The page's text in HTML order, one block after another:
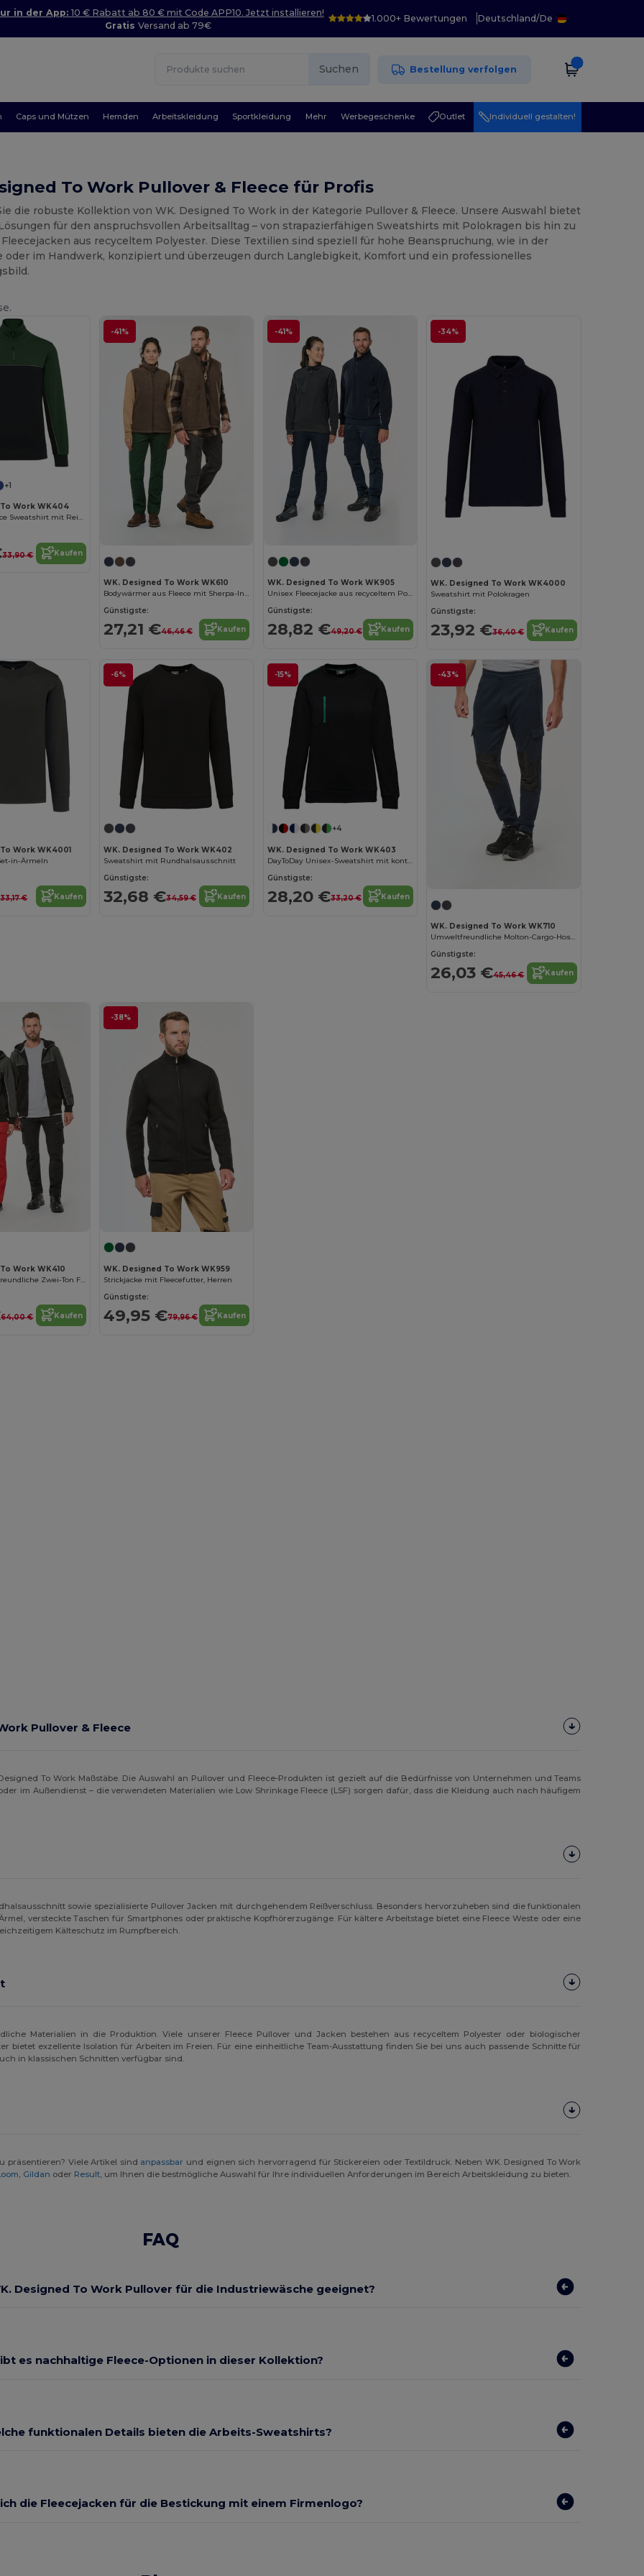
in der App: 10 € Rabatt ab 80 € mit Code APP10. Jetzt installieren!
GratisVersand ab 79€
1.000+ Bewertungen Deutschland/De
Suchen Bestellung verfolgen
Caps und Mützen Hemden Arbeitskleidung Sportkleidung Mehr Werbegeschenke Outlet Individuell gestalten!
To Work Pullover & Fleece für Profis
die robuste Kollektion von WK. Designed To Work in der Kategorie Pullover & Fleece. Unsere Auswahl bietet
für den anspruchsvollen Arbeitsalltag – von strapazierfähigen Sweatshirts mit Polokragen bis hin zu
aus recyceltem Polyester. Diese Textilien sind speziell für hohe Beanspruchung, wie in der
oder im Handwerk, konzipiert und überzeugen durch Langlebigkeit, Komfort und ein professionelles
+1
Work WK404
Unisex Öko-Fleece Sweatshirt mit Reißverschluss
33,90 € Kaufen
-41%
WK. Designed To Work WK610
Bodywärmer aus Fleece mit Sherpa-Innenseite, Unisex
Günstigste:
27,21 €46,46 € Kaufen
-41%
WK. Designed To Work WK905
Unisex Fleecejacke aus recyceltem Polyester mit Reißverschluss
Günstigste:
28,82 €49,20 € Kaufen
-34%
WK. Designed To Work WK4000
Sweatshirt mit Polokragen
Günstigste:
23,92 €36,40 € Kaufen
Work WK4001
in-Ärmeln
33,17 € Kaufen
-6%
WK. Designed To Work WK402
Sweatshirt mit Rundhalsausschnitt
Günstigste:
32,68 €34,59 € Kaufen
-15%
+4
WK. Designed To Work WK403
DayToDay Unisex-Sweatshirt mit kontrastfarbener zip Tasche
Günstigste:
28,20 €33,20 € Kaufen
-43%
WK. Designed To Work WK710
Umweltfreundliche Molton-Cargo-Hose für Herren
Günstigste:
26,03 €45,46 € Kaufen
Work WK410
Unisex Umweltfreundliche Zwei-Ton Fleece Kapuzenjacke
64,00 € Kaufen
-38%
WK. Designed To Work WK959
Strickjacke mit Fleecefutter, Herren
Günstigste:
49,95 €79,96 € Kaufen
Pullover & Fleece
To Work Maßstäbe. Die Auswahl an Pullover und Fleece-Produkten ist gezielt auf die Bedürfnisse von Unternehmen und Teams
im Außendienst – die verwendeten Materialien wie Low Shrinkage Fleece (LSF) sorgen dafür, dass die Kleidung auch nach häufigem
sowie spezialisierte Pullover Jacken mit durchgehendem Reißverschluss. Besonders hervorzuheben sind die funktionalen
versteckte Taschen für Smartphones oder praktische Kopfhörerzugänge. Für kältere Arbeitstage bietet eine Fleece Weste oder eine
Kälteschutz im Rumpfbereich.
Materialien in die Produktion. Viele unserer Fleece Pullover und Jacken bestehen aus recyceltem Polyester oder biologischer
bietet exzellente Isolation für Arbeiten im Freien. Für eine einheitliche Team-Ausstattung finden Sie bei uns auch passende Schnitte für
in klassischen Schnitten verfügbar sind.
präsentieren? Viele Artikel sind anpassbar und eignen sich hervorragend für Stickereien oder Textildruck. Neben WK. Designed To Work
, Gildan oder Result, um Ihnen die bestmögliche Auswahl für Ihre individuellen Anforderungen im Bereich Arbeitskleidung zu bieten.
FAQ
Designed To Work Pullover für die Industriewäsche geeignet?
es nachhaltige Fleece-Optionen in dieser Kollektion?
funktionalen Details bieten die Arbeits-Sweatshirts?
die Fleecejacken für die Bestickung mit einem Firmenlogo?